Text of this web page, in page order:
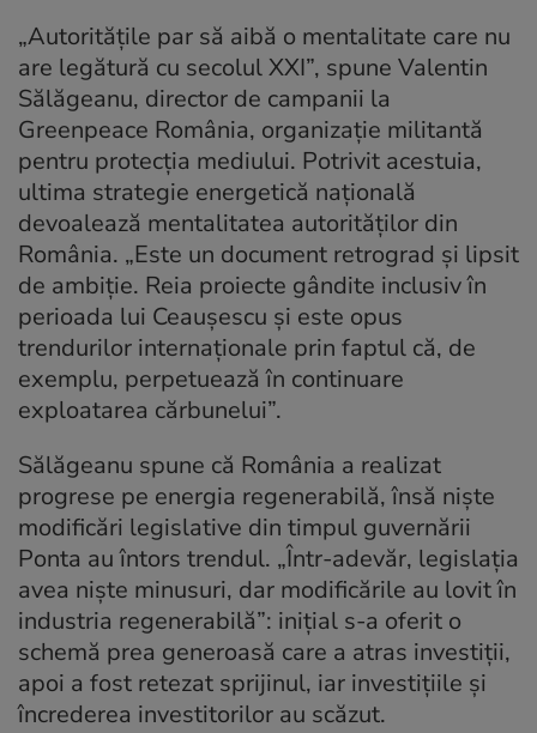
„Autoritățile par să aibă o mentalitate care nu
are legătură cu secolul XXI”, spune Valentin
Sălăgeanu, director de campanii la
Greenpeace România, organizație militantă
pentru protecția mediului. Potrivit acestuia,
ultima strategie energetică națională
devoalează mentalitatea autorităților din
România. „Este un document retrograd și lipsit
de ambiție. Reia proiecte gândite inclusiv în
perioada lui Ceaușescu și este opus
trendurilor internaționale prin faptul că, de
exemplu, perpetuează în continuare
exploatarea cărbunelui”.
Sălăgeanu spune că România a realizat
progrese pe energia regenerabilă, însă niște
modificări legislative din timpul guvernării
Ponta au întors trendul. „Într-adevăr, legislația
avea niște minusuri, dar modificările au lovit în
industria regenerabilă”: inițial s-a oferit o
schemă prea generoasă care a atras investiții,
apoi a fost retezat sprijinul, iar investițiile și
încrederea investitorilor au scăzut.